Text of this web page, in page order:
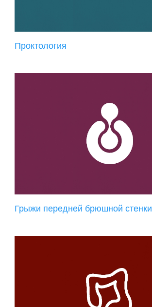
Проктология
Грыжи передней брюшной стенки